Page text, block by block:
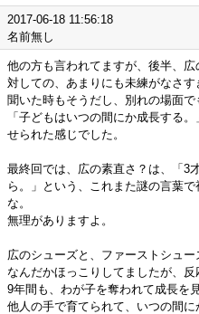
2017-06-18 11:56:18
名前無し
他の方も言われてますが、後半、
対しての、あまりにも未練がなさ
聞いた時もそうだし、別れの場面で
「子どもはいつの間にか成長する
せられた感じでした。
最終回では、広の素直さ？は、「3
ら。」という、これまた謎の言葉
な。
無理がありますよ。
広のシューズと、ファーストシュ
なんだかほっこりしてましたが、反
9年間も、わが子を奪われて成長を
他人の手で育てられて、いつの間